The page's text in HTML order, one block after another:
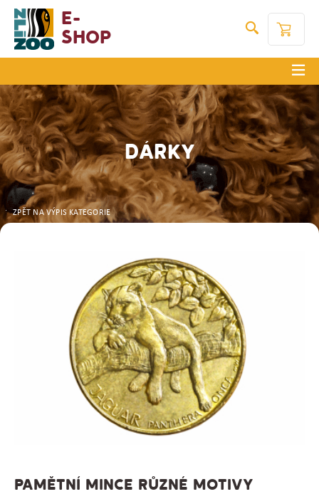
E-
Shop
DÁRKY
ZPĚT NA VÝPIS KATEGORIE
PAMĚTNÍ MINCE RŮZNÉ MOTIVY